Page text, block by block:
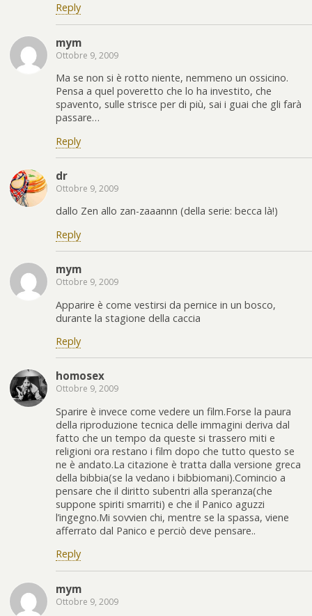
Reply
mym
Ottobre 9, 2009
Ma se non si è rotto niente, nemmeno un ossicino.
Pensa a quel poveretto che lo ha investito, che
spavento, sulle strisce per di più, sai i guai che gli farà
passare…
Reply
dr
Ottobre 9, 2009
dallo Zen allo zan-zaaannn (della serie: becca là!)
Reply
mym
Ottobre 9, 2009
Apparire è come vestirsi da pernice in un bosco,
durante la stagione della caccia
Reply
homosex
Ottobre 9, 2009
Sparire è invece come vedere un film.Forse la paura
della riproduzione tecnica delle immagini deriva dal
fatto che un tempo da queste si trassero miti e
religioni ora restano i film dopo che tutto questo se
ne è andato.La citazione è tratta dalla versione greca
della bibbia(se la vedano i bibbiomani).Comincio a
pensare che il diritto subentri alla speranza(che
suppone spiriti smarriti) e che il Panico aguzzi
l’ingegno.Mi sovvien chi, mentre se la spassa, viene
afferrato dal Panico e perciò deve pensare..
Reply
mym
Ottobre 9, 2009